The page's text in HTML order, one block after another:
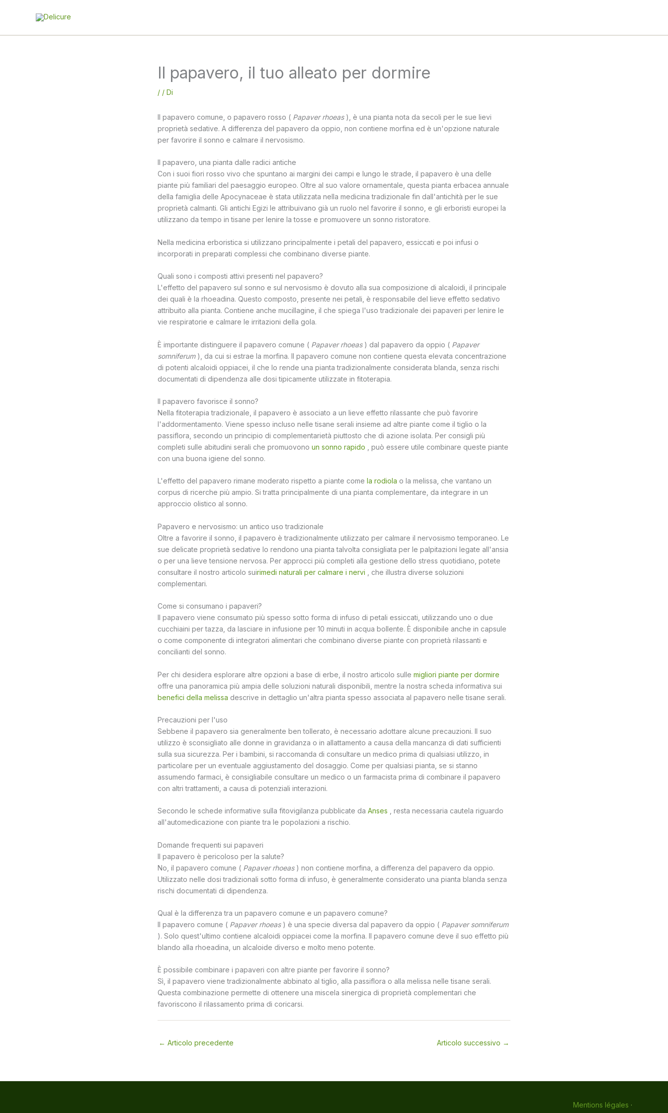
Il papavero, il tuo alleato per dormire
/ / Di
Il papavero comune, o papavero rosso ( Papaver rhoeas), è una pianta nota da secoli per le sue lievi
proprietà sedative. A differenza del papavero da oppio, non contiene morfina ed è un'opzione naturale
per favorire il sonno e calmare il nervosismo.
Il papavero, una pianta dalle radici antiche
Con i suoi fiori rosso vivo che spuntano ai margini dei campi e lungo le strade, il papavero è una delle
piante più familiari del paesaggio europeo. Oltre al suo valore ornamentale, questa pianta erbacea annuale
della famiglia delle Apocynaceae è stata utilizzata nella medicina tradizionale fin dall'antichità per le sue
proprietà calmanti. Gli antichi Egizi le attribuivano già un ruolo nel favorire il sonno, e gli erboristi europei la
utilizzano da tempo in tisane per lenire la tosse e promuovere un sonno ristoratore.
Nella medicina erboristica si utilizzano principalmente i petali del papavero, essiccati e poi infusi o
incorporati in preparati complessi che combinano diverse piante.
Quali sono i composti attivi presenti nel papavero?
L'effetto del papavero sul sonno e sul nervosismo è dovuto alla sua composizione di alcaloidi, il principale
dei quali è la rhoeadina. Questo composto, presente nei petali, è responsabile del lieve effetto sedativo
attribuito alla pianta. Contiene anche mucillagine, il che spiega l'uso tradizionale dei papaveri per lenire le
vie respiratorie e calmare le irritazioni della gola.
È importante distinguere il papavero comune ( Papaver rhoeas) dal papavero da oppio ( Papaver
somniferum), da cui si estrae la morfina. Il papavero comune non contiene questa elevata concentrazione
di potenti alcaloidi oppiacei, il che lo rende una pianta tradizionalmente considerata blanda, senza rischi
documentati di dipendenza alle dosi tipicamente utilizzate in fitoterapia.
Il papavero favorisce il sonno?
Nella fitoterapia tradizionale, il papavero è associato a un lieve effetto rilassante che può favorire
l'addormentamento. Viene spesso incluso nelle tisane serali insieme ad altre piante come il tiglio o la
passiflora, secondo un principio di complementarietà piuttosto che di azione isolata. Per consigli più
completi sulle abitudini serali che promuovono un sonno rapido , può essere utile combinare queste piante
con una buona igiene del sonno.
L'effetto del papavero rimane moderato rispetto a piante come la rodiola o la melissa, che vantano un
corpus di ricerche più ampio. Si tratta principalmente di una pianta complementare, da integrare in un
approccio olistico al sonno.
Papavero e nervosismo: un antico uso tradizionale
Oltre a favorire il sonno, il papavero è tradizionalmente utilizzato per calmare il nervosismo temporaneo. Le
sue delicate proprietà sedative lo rendono una pianta talvolta consigliata per le palpitazioni legate all'ansia
o per una lieve tensione nervosa. Per approcci più completi alla gestione dello stress quotidiano, potete
consultare il nostro articolo suirimedi naturali per calmare i nervi , che illustra diverse soluzioni
complementari.
Come si consumano i papaveri?
Il papavero viene consumato più spesso sotto forma di infuso di petali essiccati, utilizzando uno o due
cucchiaini per tazza, da lasciare in infusione per 10 minuti in acqua bollente. È disponibile anche in capsule
o come componente di integratori alimentari che combinano diverse piante con proprietà rilassanti e
concilianti del sonno.
Per chi desidera esplorare altre opzioni a base di erbe, il nostro articolo sulle migliori piante per dormire
offre una panoramica più ampia delle soluzioni naturali disponibili, mentre la nostra scheda informativa sui
benefici della melissa descrive in dettaglio un'altra pianta spesso associata al papavero nelle tisane serali.
Precauzioni per l'uso
Sebbene il papavero sia generalmente ben tollerato, è necessario adottare alcune precauzioni. Il suo
utilizzo è sconsigliato alle donne in gravidanza o in allattamento a causa della mancanza di dati sufficienti
sulla sua sicurezza. Per i bambini, si raccomanda di consultare un medico prima di qualsiasi utilizzo, in
particolare per un eventuale aggiustamento del dosaggio. Come per qualsiasi pianta, se si stanno
assumendo farmaci, è consigliabile consultare un medico o un farmacista prima di combinare il papavero
con altri trattamenti, a causa di potenziali interazioni.
Secondo le schede informative sulla fitovigilanza pubblicate da Anses , resta necessaria cautela riguardo
all'automedicazione con piante tra le popolazioni a rischio.
Domande frequenti sui papaveri
Il papavero è pericoloso per la salute?
No, il papavero comune ( Papaver rhoeas) non contiene morfina, a differenza del papavero da oppio.
Utilizzato nelle dosi tradizionali sotto forma di infuso, è generalmente considerato una pianta blanda senza
rischi documentati di dipendenza.
Qual è la differenza tra un papavero comune e un papavero comune?
Il papavero comune ( Papaver rhoeas) è una specie diversa dal papavero da oppio ( Papaver somniferum
). Solo quest'ultimo contiene alcaloidi oppiacei come la morfina. Il papavero comune deve il suo effetto più
blando alla rhoeadina, un alcaloide diverso e molto meno potente.
È possibile combinare i papaveri con altre piante per favorire il sonno?
Sì, il papavero viene tradizionalmente abbinato al tiglio, alla passiflora o alla melissa nelle tisane serali.
Questa combinazione permette di ottenere una miscela sinergica di proprietà complementari che
favoriscono il rilassamento prima di coricarsi.
← Articolo precedente Articolo successivo →
Mentions légales ·